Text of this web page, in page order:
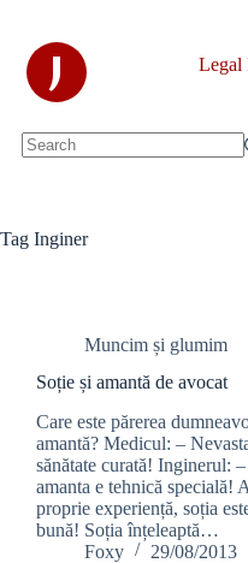
content
J Legal
Tag Inginer
Muncim și glumim
Soție și amantă de avocat
Care este părerea
amantă? Medicul: –
sănătate curată! Inginerul:
amanta e tehnică specială!
proprie experiență, soția
bună! Soția înțeleaptă…
Foxy
29/08/2013